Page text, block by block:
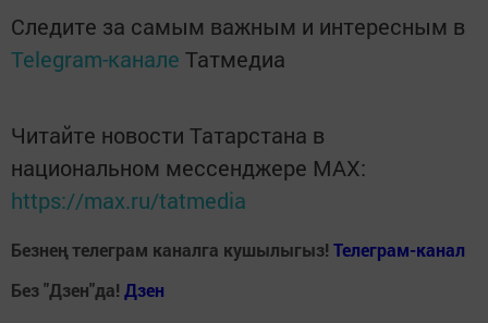
Следите за самым важным и интересным в
Telegram-канале Татмедиа
Читайте новости Татарстана в
национальном мессенджере MАХ:
https://max.ru/tatmedia
Безнең телеграм каналга кушылыгыз! Телеграм-канал
Без "Дзен"да! Дзен